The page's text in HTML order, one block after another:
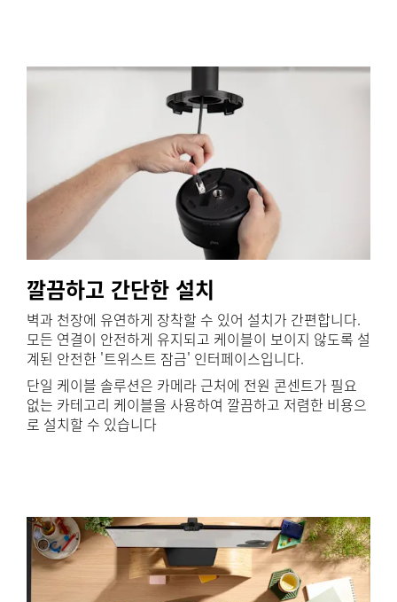
깔끔하고 간단한 설치
벽과 천장에 유연하게 장착할 수 있어 설치가 간편합니다.
모든 연결이 안전하게 유지되고 케이블이 보이지 않도록 설
계된 안전한 '트위스트 잠금' 인터페이스입니다.
단일 케이블 솔루션은 카메라 근처에 전원 콘센트가 필요
없는 카테고리 케이블을 사용하여 깔끔하고 저렴한 비용으
로 설치할 수 있습니다